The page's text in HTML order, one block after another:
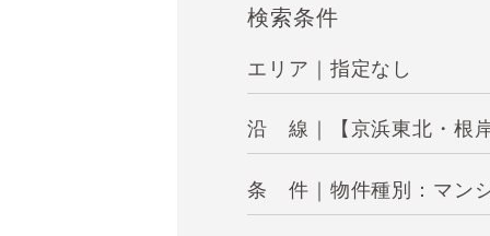
検索条件
エリア｜指定なし
沿 線｜【京浜東北・根
条 件｜物件種別：マン